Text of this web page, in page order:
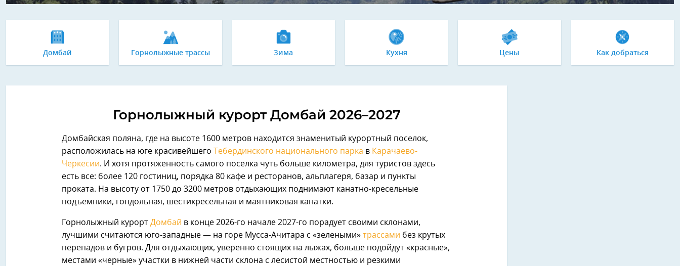
Домбай Горнолыжные трассы Зима Кухня Цены Как добраться
Горнолыжный курорт Домбай 2026–2027
Домбайская поляна, где на высоте 1600 метров находится знаменитый курортный поселок,
расположилась на юге красивейшего
Тебердинского национального парка в Карачаево-
Черкесии. И хотя протяженность самого поселка чуть больше километра, для туристов здесь
есть все: более 120 гостиниц, порядка 80 кафе и ресторанов, альплагеря, базар и пункты
проката. На высоту от 1750 до 3200 метров отдыхающих поднимают канатно-кресельные
подъемники, гондольная, шестикресельная и маятниковая канатки.
Горнолыжный курорт Домбай в конце 2026-го начале 2027-го порадует своими склонами,
лучшими считаются юго-западные — на горе Мусса-Ачитара с «зелеными» трассами без крутых
перепадов и бугров. Для отдыхающих, уверенно стоящих на лыжах, больше подойдут «красные»,
местами «черные» участки в нижней части склона с лесистой местностью и резкими